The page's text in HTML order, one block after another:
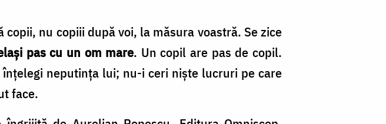
nu copiii după voi, la măsura voastră. Se zice
pas cu un om mare. Un copil are pas de copil.
neputința lui; nu­-i ceri niște lucruri pe care
face.